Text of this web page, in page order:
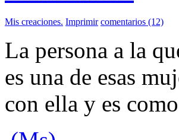
Mis creaciones. Imprimir comentarios (12)
La persona a la
es una de esas
con ella y es